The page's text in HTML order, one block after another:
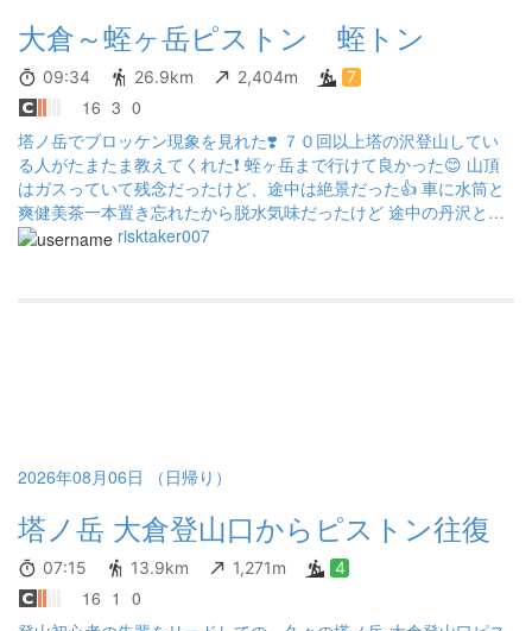
大倉～蛭ヶ岳ピストン 蛭トン
09:34 26.9km 2,404m 7
16 3 0
塔ノ岳でブロッケン現象を見れた❣️ ７０回以上塔の沢登山してい
る人がたまたま教えてくれた❗️ 蛭ヶ岳まで行けて良かった😊 山頂
はガスっていて残念だったけど、途中は絶景だった👍 車に水筒と
爽健美茶一本置き忘れたから脱水気味だったけど 途中の丹沢と蛭
ヶ岳山荘で水１本ずつ買わせていただきました。 後、あら塩で活
risktaker007
2026年08月06日 （日帰り）
塔ノ岳 大倉登山口からピストン往復
07:15 13.9km 1,271m 4
16 1 0